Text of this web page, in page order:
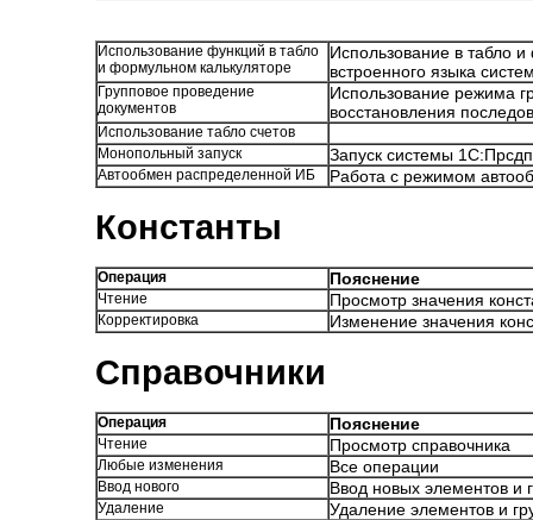
Использование функций в табло
и формульном калькуляторе
Использование в табло
встроенного языка
Групповое проведение
документов
Использование режима
восстановления
Использование табло счетов
Монопольный запуск
Запуск системы
Автообмен распределенной ИБ Работа с режимом
Константы
Операция Пояснение
Чтение Просмотр значения
Корректировка Изменение значения
Справочники
Операция Пояснение
Чтение Просмотр справочника
Любые изменения Все операции
Ввод нового Ввод новых элементов и
Удаление Удаление элементов и